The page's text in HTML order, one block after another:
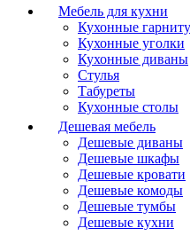
Мебель для кухни
Кухонные
Кухонные уголки
Кухонные диваны
Стулья
Табуреты
Кухонные столы
Дешевая мебель
Дешевые диваны
Дешевые шкафы
Дешевые кровати
Дешевые комоды
Дешевые тумбы
Дешевые кухни